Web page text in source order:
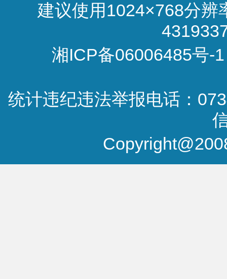
建议使用1024×768分
湘ICP备06006485号-1
统计违纪违法举报电话